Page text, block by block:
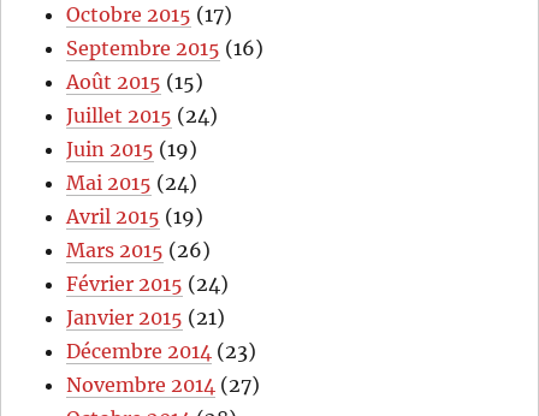
Octobre 2015 (17)
Septembre 2015 (16)
Août 2015 (15)
Juillet 2015 (24)
Juin 2015 (19)
Mai 2015 (24)
Avril 2015 (19)
Mars 2015 (26)
Février 2015 (24)
Janvier 2015 (21)
Décembre 2014 (23)
Novembre 2014 (27)